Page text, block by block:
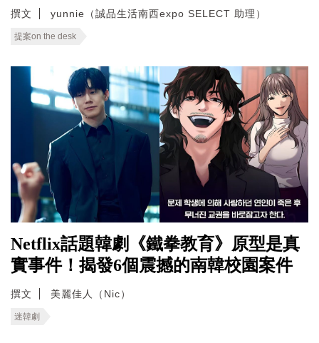
撰文 yunnie（誠品生活南西expo SELECT 助理）
提案on the desk
Netflix話題韓劇《鐵拳教育》原型是真
實事件！揭發6個震撼的南韓校園案件
撰文 美麗佳人（Nic）
迷韓劇